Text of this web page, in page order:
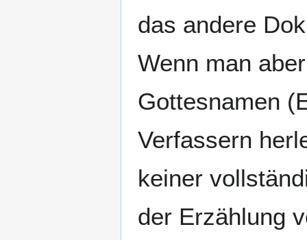
das andere
Wenn man
Gottesnamen
Verfassern
keiner
der Erzählung